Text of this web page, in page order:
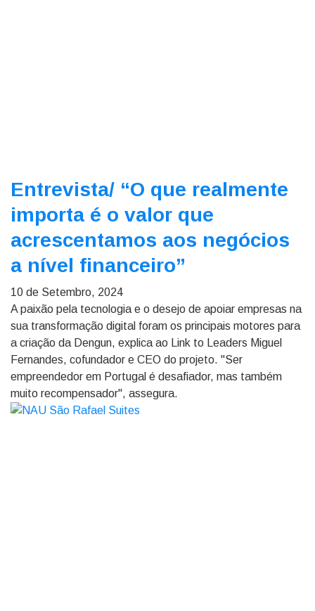
Entrevista/ “O que realmente
importa é o valor que
acrescentamos aos negócios
a nível financeiro”
10 de Setembro, 2024
A paixão pela tecnologia e o desejo de apoiar empresas na
sua transformação digital foram os principais motores para
a criação da Dengun, explica ao Link to Leaders Miguel
Fernandes, cofundador e CEO do projeto. "Ser
empreendedor em Portugal é desafiador, mas também
muito recompensador", assegura.